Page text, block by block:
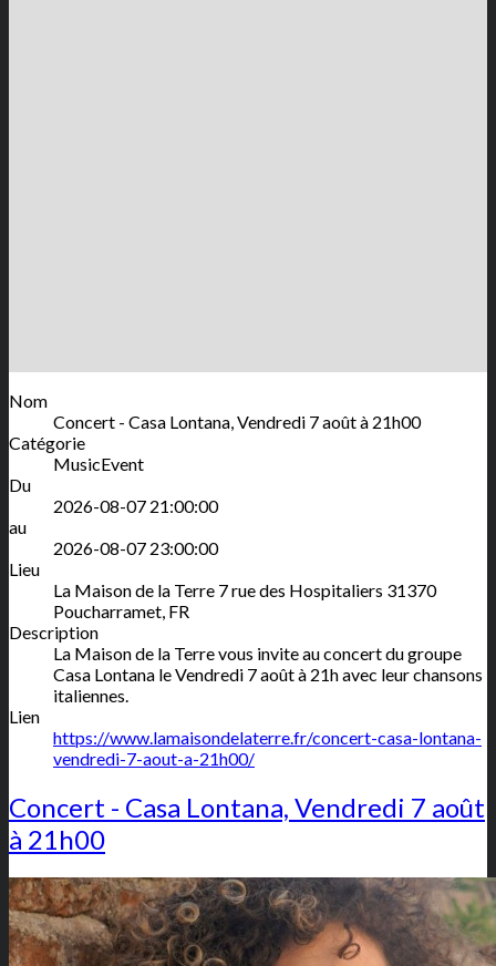
Nom
Concert - Casa Lontana, Vendredi 7 août à 21h00
Catégorie
MusicEvent
Du
2026-08-07 21:00:00
au
2026-08-07 23:00:00
Lieu
La Maison de la Terre 7 rue des Hospitaliers 31370
Poucharramet, FR
Description
La Maison de la Terre vous invite au concert du groupe
Casa Lontana le Vendredi 7 août à 21h avec leur chansons
italiennes.
Lien
https://www.lamaisondelaterre.fr/concert-casa-lontana-
vendredi-7-aout-a-21h00/
Concert - Casa Lontana, Vendredi 7 août
à 21h00